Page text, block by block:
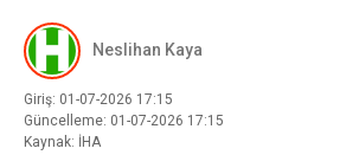
Neslihan Kaya
Giriş: 01-07-2026 17:15
Güncelleme: 01-07-2026 17:15
Kaynak: İHA